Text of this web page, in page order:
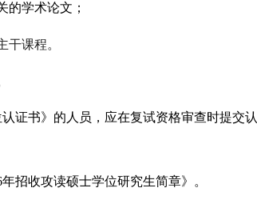
学术论文；
课程。
证书》的人员，应在复试资格审查时提交认
招收攻读硕士学位研究生简章》。